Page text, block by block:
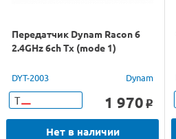
Передатчик Dynam Racon 6
2.4GHz 6ch Tx (mode 1)
DYT-2003 Dynam
Т 1 970 o
Нет в наличии